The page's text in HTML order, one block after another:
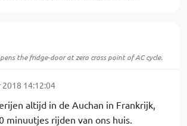
the fridge-door at zero cross point of AC cycle.
14:12:04
altijd in de Auchan in Frankrijk,
minuutjes rijden van ons huis.